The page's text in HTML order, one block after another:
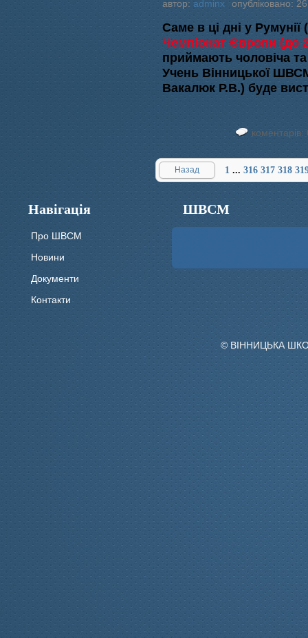
автор: adminx опубліковано:
Cаме в ці дні у
Чемпіонат Європи (до
приймають чоловіча та
Учень Вінницької
Вакалюк Р.В.) буде
коментарів:
Назад 1 ... 316 317 318
Навігація
Про ШВСМ
Новини
Документи
Контакти
ШВСМ
© ВІННИЦЬКА